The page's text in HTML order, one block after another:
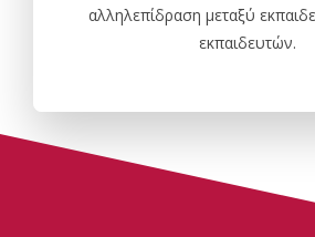
αλληλεπίδραση μεταξύ
εκπαιδευτών.